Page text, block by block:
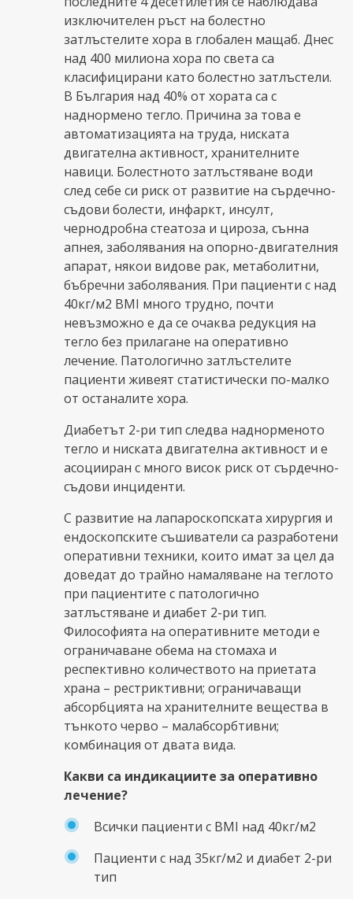
изключителен ръст на болестно
затлъстелите хора в глобален мащаб. Днес
над 400 милиона хора по света са
класифицирани като болестно затлъстели.
В България над 40% от хората са с
наднормено тегло. Причина за това е
автоматизацията на труда, ниската
двигателна активност, хранителните
навици. Болестното затлъстяване води
след себе си риск от развитие на сърдечно-
съдови болести, инфаркт, инсулт,
чернодробна стеатоза и цироза, сънна
апнея, заболявания на опорно-двигателния
апарат, някои видове рак, метаболитни,
бъбречни заболявания. При пациенти с над
40кг/м2 BMI много трудно, почти
невъзможно е да се очаква редукция на
тегло без прилагане на оперативно
лечение. Патологично затлъстелите
пациенти живеят статистически по-малко
от останалите хора.
Диабетът 2-ри тип следва наднорменото
тегло и ниската двигателна активност и е
асоцииран с много висок риск от сърдечно-
съдови инциденти.
С развитие на лапароскопската хирургия и
ендоскопските съшиватели са разработени
оперативни техники, които имат за цел да
доведат до трайно намаляване на теглото
при пациентите с патологично
затлъстяване и диабет 2-ри тип.
Философията на оперативните методи е
ограничаване обема на стомаха и
респективно количеството на приетата
храна – рестриктивни; ограничаващи
абсорбцията на хранителните вещества в
тънкото черво – малабсорбтивни;
комбинация от двата вида.
Какви са индикациите за оперативно
лечение?
Всички пациенти с BMI над 40кг/м2
Пациенти с над 35кг/м2 и диабет 2-ри
тип